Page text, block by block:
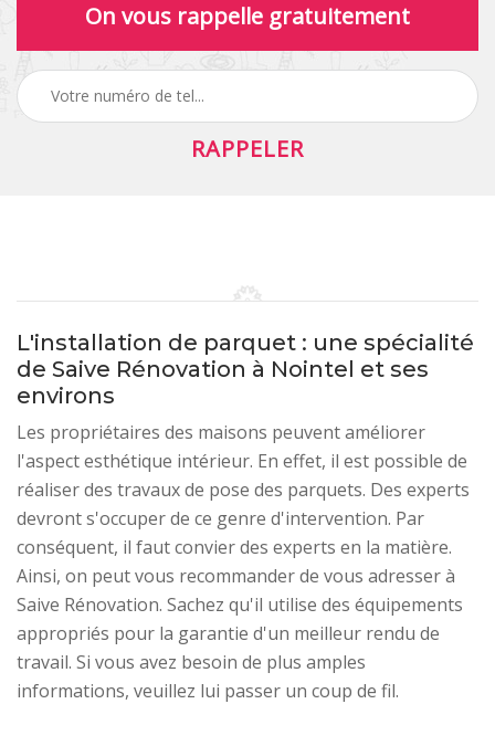
On vous rappelle gratuitement
L'installation de parquet : une spécialité
de Saive Rénovation à Nointel et ses
environs
Les propriétaires des maisons peuvent améliorer
l'aspect esthétique intérieur. En effet, il est possible de
réaliser des travaux de pose des parquets. Des experts
devront s'occuper de ce genre d'intervention. Par
conséquent, il faut convier des experts en la matière.
Ainsi, on peut vous recommander de vous adresser à
Saive Rénovation. Sachez qu'il utilise des équipements
appropriés pour la garantie d'un meilleur rendu de
travail. Si vous avez besoin de plus amples
informations, veuillez lui passer un coup de fil.